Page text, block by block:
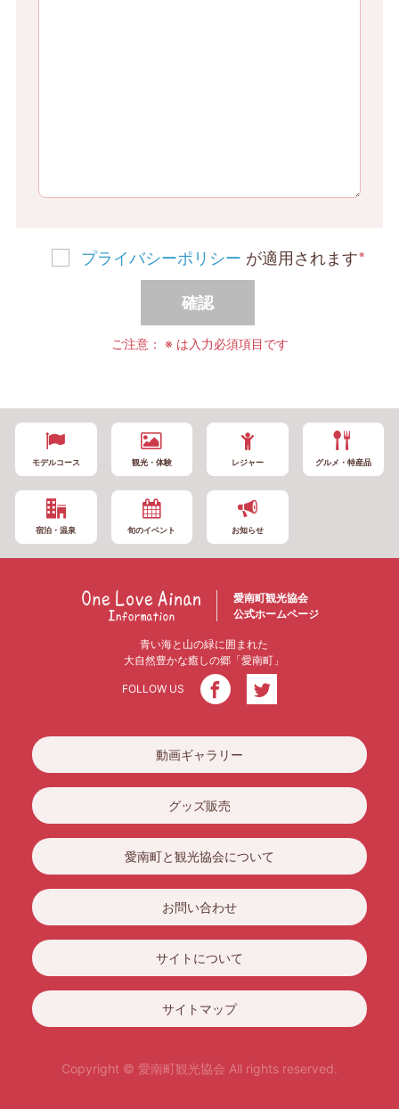
プライバシーポリシー が適用されます※
ご注意： ※ は入力必須項目です
モデルコース 観光・体験 レジャー グルメ・特産品
宿泊・温泉 旬のイベント お知らせ
愛南町観光協会
公式ホームページ
青い海と山の緑に囲まれた
大自然豊かな癒しの郷「愛南町」
FOLLOW US
動画ギャラリー
グッズ販売
愛南町と観光協会について
お問い合わせ
サイトについて
サイトマップ
Copyright © 愛南町観光協会 All rights reserved.